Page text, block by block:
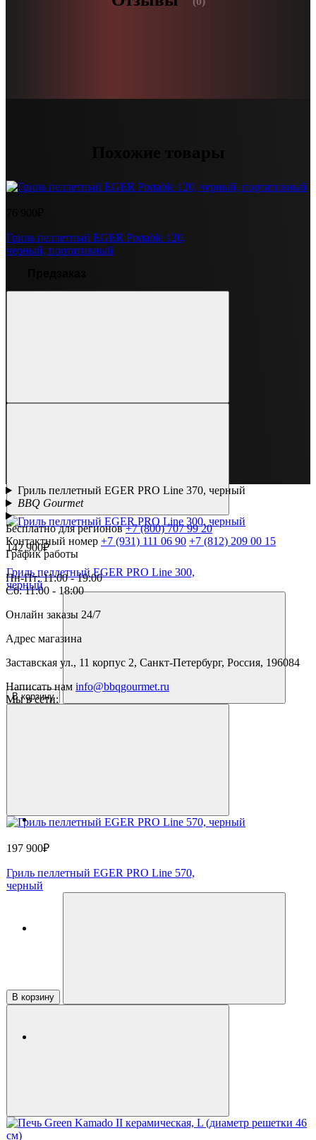
Гриль пеллетный EGER Portable 120,
черный, портативный
142 900₽
Гриль пеллетный EGER PRO Line 300,
черный
В корзину
197 900₽
Гриль пеллетный EGER PRO Line 570,
черный
В корзину
Гриль пеллетный EGER PRO Line 370, черный
BBQ Gourmet
Бесплатно для регионов +7 (800) 707 99 20
Контактный номер +7 (931) 111 06 90 +7 (812) 209 00 15
График работы
Пн-Пт: 11:00 - 19:00
Сб: 11:00 - 18:00
Онлайн заказы 24/7
Адрес магазина
Заставская ул., 11 корпус 2, Санкт-Петербург, Россия, 196084
Написать нам info@bbqgourmet.ru
Мы в сети: